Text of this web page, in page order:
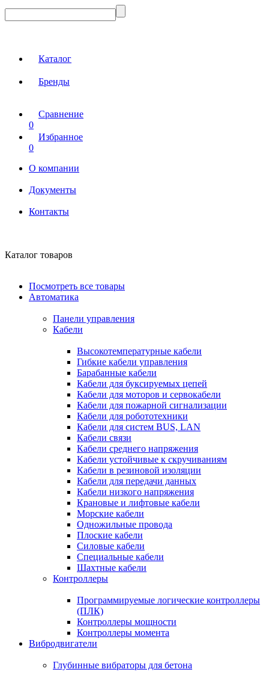
Каталог
Бренды
Сравнение
0
Избранное
0
О компании
Документы
Контакты
Каталог товаров
Посмотреть все товары
Автоматика
Панели управления
Кабели
Высокотемпературные кабели
Гибкие кабели управления
Барабанные кабели
Кабели для буксируемых цепей
Кабели для моторов и сервокабели
Кабели для пожарной сигнализации
Кабели для робототехники
Кабели для систем BUS, LAN
Кабели связи
Кабели среднего напряжения
Кабели устойчивые к скручиваниям
Кабели в резиновой изоляции
Кабели для передачи данных
Кабели низкого напряжения
Крановые и лифтовые кабели
Морские кабели
Одножильные провода
Плоские кабели
Силовые кабели
Специальные кабели
Шахтные кабели
Контроллеры
Программируемые логические контроллеры
(ПЛК)
Контроллеры мощности
Контроллеры момента
Вибродвигатели
Глубинные вибраторы для бетона